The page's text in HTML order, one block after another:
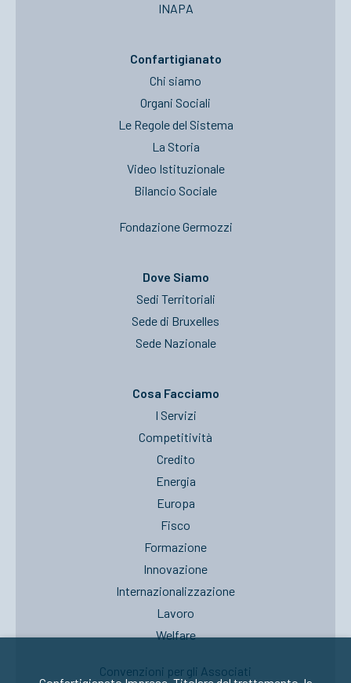
INAPA
Confartigianato
Chi siamo
Organi Sociali
Le Regole del Sistema
La Storia
Video Istituzionale
Bilancio Sociale
Fondazione Germozzi
Dove Siamo
Sedi Territoriali
Sede di Bruxelles
Sede Nazionale
Cosa Facciamo
I Servizi
Competitività
Credito
Energia
Europa
Fisco
Formazione
Innovazione
Internazionalizzazione
Lavoro
Welfare
Convenzioni per gli Associati